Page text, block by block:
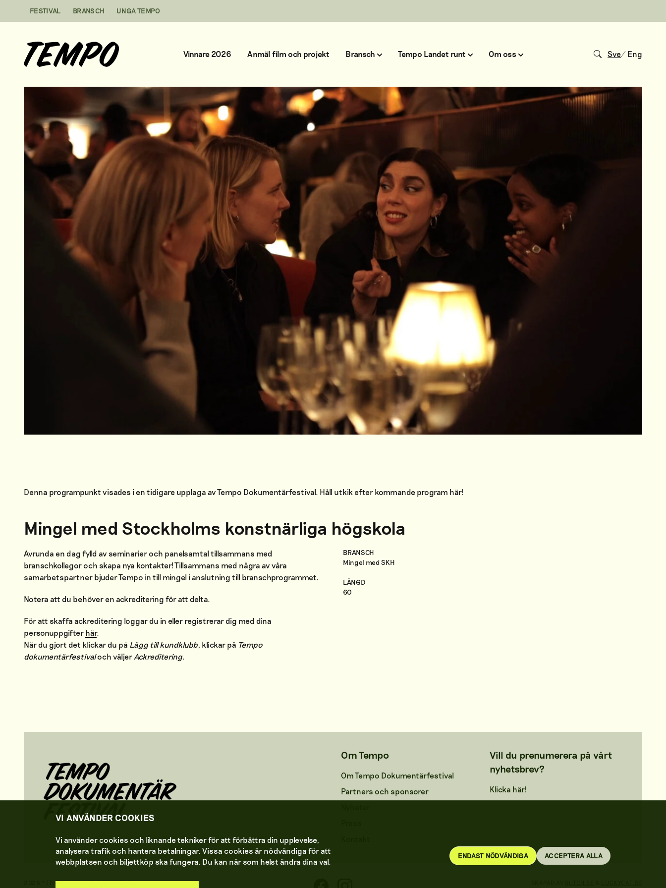
FESTIVAL BRANSCH UNGA TEMPO
Sve/ Eng
Vinnare 2026 Anmäl film och projekt Bransch Tempo Landet runt Om oss
Denna programpunkt visades i en tidigare upplaga av Tempo Dokumentärfestival. Håll utkik efter kommande program här!
Mingel med Stockholms konstnärliga högskola
Avrunda en dag fylld av seminarier och panelsamtal tillsammans med
branschkollegor och skapa nya kontakter! Tillsammans med några av våra
samarbetspartner bjuder Tempo in till mingel i anslutning till branschprogrammet.
Notera att du behöver en ackreditering för att delta.
För att skaffa ackreditering loggar du in eller registrerar dig med dina
personuppgifter här.
När du gjort det klickar du på Lägg till kundklubb , klickar på Tempo
dokumentärfestivaloch väljer Ackreditering.
BRANSCH
Mingel med SKH
LÄNGD
60
Om Tempo
Om Tempo Dokumentärfestival
Partners och sponsorer
Vill du prenumerera på vårt
nyhetsbrev?
Klicka här!
2026 © TEMPO DOKUMENTÄRFESTIVAL
VI ANVÄNDER COOKIES
Vi använder cookies och liknande tekniker för att förbättra din upplevelse,
analysera trafik och hantera betalningar. Vissa cookies är nödvändiga för att
webbplatsen och biljettköp ska fungera. Du kan när som helst ändra dina val.
ENDAST NÖDVÄNDIGA ACCEPTERA ALLA